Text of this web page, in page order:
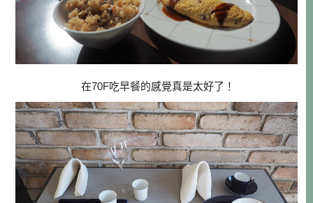
在70F吃早餐的感覺真是太好了！